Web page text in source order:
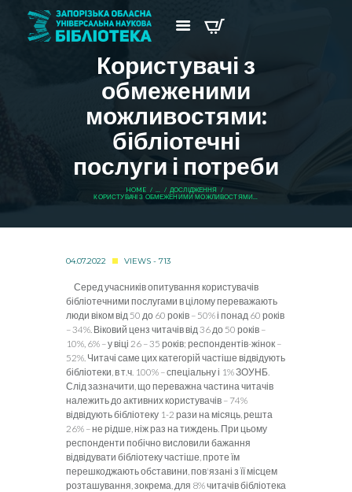
Користувачі з
обмеженими
можливостями:
бібліотечні
послуги і потреби
HOME ...
ДОСЛІДЖЕННЯ
КОРИСТУВАЧІ З ОБМЕЖЕНИМИ МОЖЛИВОСТЯМИ...
04.07.2022 VIEWS - 713
Серед учасників опитування користувачів
бібліотечними послугами в цілому переважають
люди віком від 50 до 60 років – 50% і понад 60 років
– 34%. Віковий ценз читачів від 36 до 50 років –
10%, 6% – у віці 26 – 35 років; респондентів-жінок –
52%. Читачі саме цих категорій частіше відвідують
бібліотеки, в т.ч. 100% – спеціальну і 1% ЗОУНБ.
Слід зазначити, що переважна частина читачів
належить до активних користувачів – 74%
відвідують бібліотеку 1-2 рази на місяць, решта
26% – не рідше, ніж раз на тиждень. При цьому
респонденти побічно висловили бажання
відвідувати бібліотеку частіше, проте їм
перешкоджають обставини, пов'язані з її місцем
розташування, зокрема, для 8% читачів бібліотека